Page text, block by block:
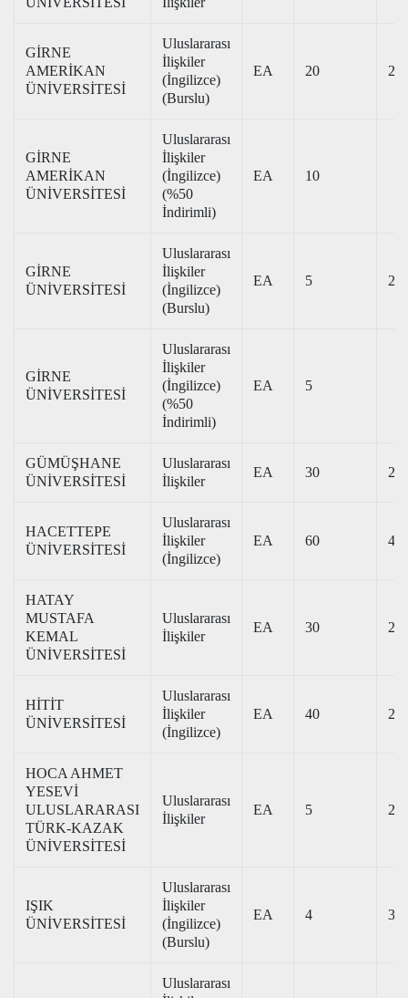
GİRNE
AMERİKAN
ÜNİVERSİTESİ
Uluslararası
İlişkiler
(İngilizce)
(Burslu)
EA 20
GİRNE
AMERİKAN
ÜNİVERSİTESİ
Uluslararası
İlişkiler
(İngilizce)
(%50
İndirimli)
EA 10
GİRNE
ÜNİVERSİTESİ
Uluslararası
İlişkiler
(İngilizce)
(Burslu)
EA 5
GİRNE
ÜNİVERSİTESİ
Uluslararası
İlişkiler
(İngilizce)
(%50
İndirimli)
EA 5
GÜMÜŞHANE
ÜNİVERSİTESİ
Uluslararası
İlişkiler
EA 30
HACETTEPE
ÜNİVERSİTESİ
Uluslararası
İlişkiler
(İngilizce)
EA 60
HATAY
MUSTAFA
KEMAL
ÜNİVERSİTESİ
Uluslararası
İlişkiler
EA 30
HİTİT
ÜNİVERSİTESİ
Uluslararası
İlişkiler
(İngilizce)
EA 40
HOCA AHMET
YESEVİ
ULUSLARARASI
TÜRK-KAZAK
ÜNİVERSİTESİ
Uluslararası
İlişkiler
EA 5
IŞIK
ÜNİVERSİTESİ
Uluslararası
İlişkiler
(İngilizce)
(Burslu)
EA 4
Uluslararası